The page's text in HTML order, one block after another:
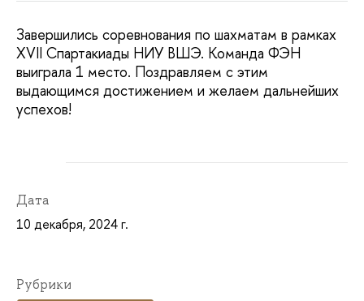
Завершились соревнования по шахматам в рамках
XVII Спартакиады НИУ ВШЭ. Команда ФЭН
выиграла 1 место. Поздравляем с этим
выдающимся достижением и желаем дальнейших
успехов!
Дата
10 декабря, 2024 г.
Рубрики